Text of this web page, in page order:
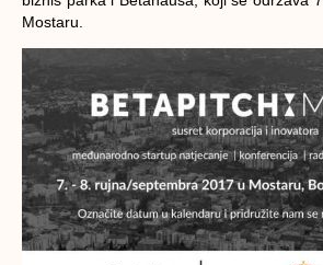
Mostaru.